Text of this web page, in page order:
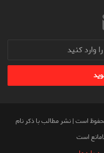
است | نشر مطالب با ذکر نام
است